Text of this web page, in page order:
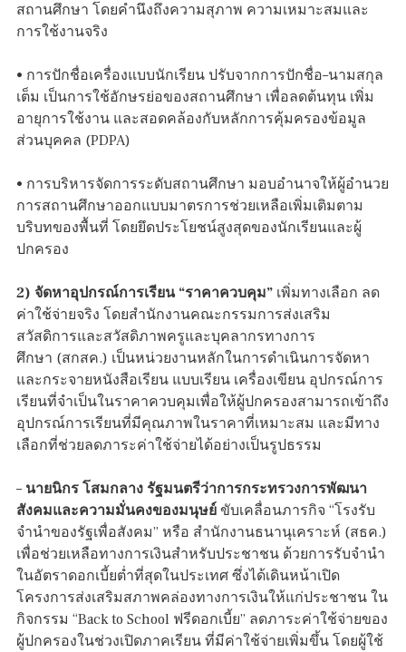
สถานศึกษา โดยคำนึงถึงความสุภาพ ความเหมาะสมและ
การใช้งานจริง
• การปักชื่อเครื่องแบบนักเรียน ปรับจากการปักชื่อ–นามสกุล
เต็ม เป็นการใช้อักษรย่อของสถานศึกษา เพื่อลดต้นทุน เพิ่ม
อายุการใช้งาน และสอดคล้องกับหลักการคุ้มครองข้อมูล
ส่วนบุคคล (PDPA)
• การบริหารจัดการระดับสถานศึกษา มอบอำนาจให้ผู้อำนวย
การสถานศึกษาออกแบบมาตรการช่วยเหลือเพิ่มเติมตาม
บริบทของพื้นที่ โดยยึดประโยชน์สูงสุดของนักเรียนและผู้
ปกครอง
2) จัดหาอุปกรณ์การเรียน “ราคาควบคุม” เพิ่มทางเลือก ลด
ค่าใช้จ่ายจริง โดยสำนักงานคณะกรรมการส่งเสริม
สวัสดิการและสวัสดิภาพครูและบุคลากรทางการ
ศึกษา (สกสค.) เป็นหน่วยงานหลักในการดำเนินการจัดหา
และกระจายหนังสือเรียน แบบเรียน เครื่องเขียน อุปกรณ์การ
เรียนที่จำเป็นในราคาควบคุมเพื่อให้ผู้ปกครองสามารถเข้าถึง
อุปกรณ์การเรียนที่มีคุณภาพในราคาที่เหมาะสม และมีทาง
เลือกที่ช่วยลดภาระค่าใช้จ่ายได้อย่างเป็นรูปธรรม
– นายนิกร โสมกลาง รัฐมนตรีว่าการกระทรวงการพัฒนา
สังคมและความมั่นคงของมนุษย์ ขับเคลื่อนภารกิจ “โรงรับ
จำนำของรัฐเพื่อสังคม” หรือ สำนักงานธนานุเคราะห์ (สธค.)
เพื่อช่วยเหลือทางการเงินสำหรับประชาชน ด้วยการรับจำนำ
ในอัตราดอกเบี้ยต่ำที่สุดในประเทศ ซึ่งได้เดินหน้าเปิด
โครงการส่งเสริมสภาพคล่องทางการเงินให้แก่ประชาชน ใน
กิจกรรม “Back to School ฟรีดอกเบี้ย” ลดภาระค่าใช้จ่ายของ
ผู้ปกครองในช่วงเปิดภาคเรียน ที่มีค่าใช้จ่ายเพิ่มขึ้น โดยผู้ใช้